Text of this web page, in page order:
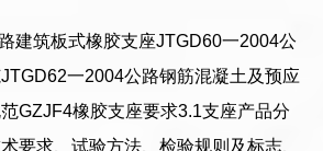
建筑板式橡胶支座JTGD60一2004公
一2004公路钢筋混凝土及预应
GZJF4橡胶支座要求3.1支座产品分
要求、试验方法、检验规则及标志、